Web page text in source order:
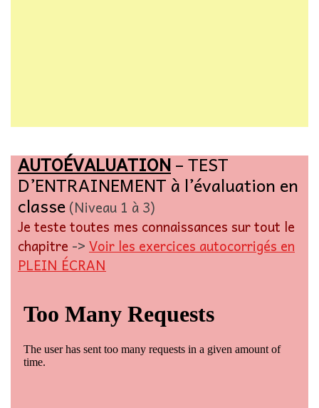
AUTOÉVALUATION– TEST
D’ENTRAINEMENT à l’évaluation en
classe (Niveau 1 à 3)
Je teste toutes mes connaissances sur tout le
chapitre -> Voir les exercices autocorrigés en
PLEIN ÉCRAN